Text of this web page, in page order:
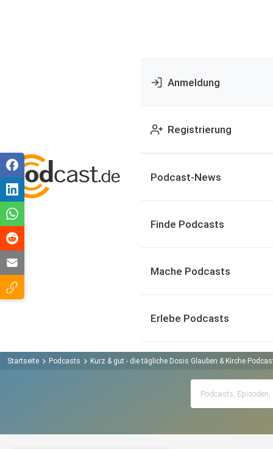
Anmeldung
Registrierung
Podcast-News
Finde Podcasts
Mache Podcasts
Erlebe Podcasts
Startseite Podcasts Kurz & gut - die tägliche Dosis Glauben & Kirche